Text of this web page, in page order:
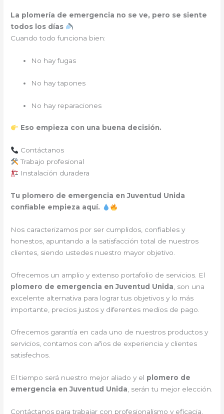
La plomería de emergencia no se ve, pero se siente
todos los días
Cuando todo funciona bien:
No hay fugas
No hay tapones
No hay reparaciones
Eso empieza con una buena decisión.
Contáctanos
Trabajo profesional
Instalación duradera
Tu plomero de emergencia en Juventud Unida
confiable empieza aquí.
Nos caracterizamos por ser cumplidos, confiables y
honestos, apuntando a la satisfacción total de nuestros
clientes, siendo ustedes nuestro mayor objetivo.
Ofrecemos un amplio y extenso portafolio de servicios. El
plomero de emergencia en Juventud Unida , son una
excelente alternativa para lograr tus objetivos y lo más
importante, precios justos y diferentes medios de pago.
Ofrecemos garantía en cada uno de nuestros productos y
servicios, contamos con años de experiencia y clientes
satisfechos.
El tiempo será nuestro mejor aliado y el plomero de
emergencia en Juventud Unida , serán tu mejor elección.
Contáctanos para trabajar con profesionalismo y eficacia.